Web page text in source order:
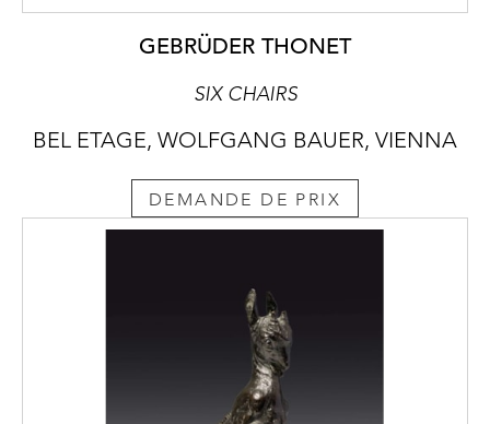
GEBRÜDER THONET
SIX CHAIRS
BEL ETAGE, WOLFGANG BAUER, VIENNA
DEMANDE DE PRIX